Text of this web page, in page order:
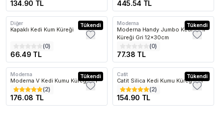
134.90 TL 445.54 TL
Tükendi
Diğer
Kapaklı Kedi Kum Küreği
(0)
66.49 TL
Tükendi
Moderna
Moderna Handy Jumbo Kedi Kum
Küreği Gri 12x30cm
(0)
77.38 TL
Tükendi
Moderna
Moderna V Kedi Kumu Küreği Gri
(2)
176.08 TL
Tükendi
Catit
Catit Silica Kedi Kumu Küreği Gri
(2)
154.90 TL